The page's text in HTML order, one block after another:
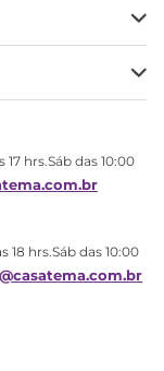
hrs.Sáb das 10:00
18 hrs.Sáb das 10:00